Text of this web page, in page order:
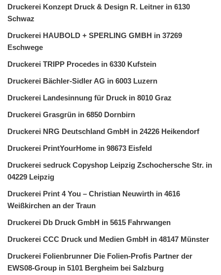
Druckerei Konzept Druck & Design R. Leitner in 6130
Schwaz
Druckerei HAUBOLD + SPERLING GMBH in 37269
Eschwege
Druckerei TRIPP Procedes in 6330 Kufstein
Druckerei Bächler-Sidler AG in 6003 Luzern
Druckerei Landesinnung für Druck in 8010 Graz
Druckerei Grasgrün in 6850 Dornbirn
Druckerei NRG Deutschland GmbH in 24226 Heikendorf
Druckerei PrintYourHome in 98673 Eisfeld
Druckerei sedruck Copyshop Leipzig Zschochersche Str. in
04229 Leipzig
Druckerei Print 4 You – Christian Neuwirth in 4616
Weißkirchen an der Traun
Druckerei Db Druck GmbH in 5615 Fahrwangen
Druckerei CCC Druck und Medien GmbH in 48147 Münster
Druckerei Folienbrunner Die Folien-Profis Partner der
EWS08-Group in 5101 Bergheim bei Salzburg